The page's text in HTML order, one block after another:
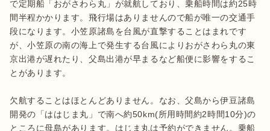
で定期船「おがさわら丸」が就航しており、乗船時間は約25時
間半程かかります。飛行場はありませんので船が唯一の交通手
段になります。小笠原諸島を台風が直撃することはまれです
が、小笠原の南の海上で発生する台風によりおがさわら丸の東
京出港が遅れたり、父島出港が早まるなど船便に影響をするこ
とがあります。
欠航することはほとんどありません。なお、父島から伊豆諸島
開発の「ははじま丸」で南へ約50km(所用時間約2時間10分)の
ところに母島があります。はじま丸は予約ができません。乗船